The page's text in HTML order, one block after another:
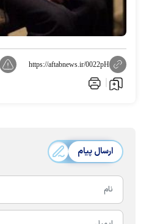
https://aftabnews.ir/0022pH
ارسال پیام